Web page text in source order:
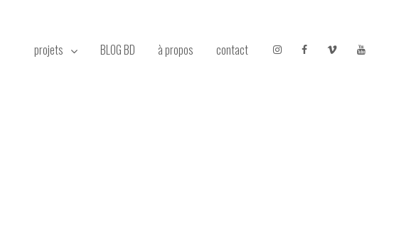
projets BLOG BD à propos contact InstagramFacebookVimeo